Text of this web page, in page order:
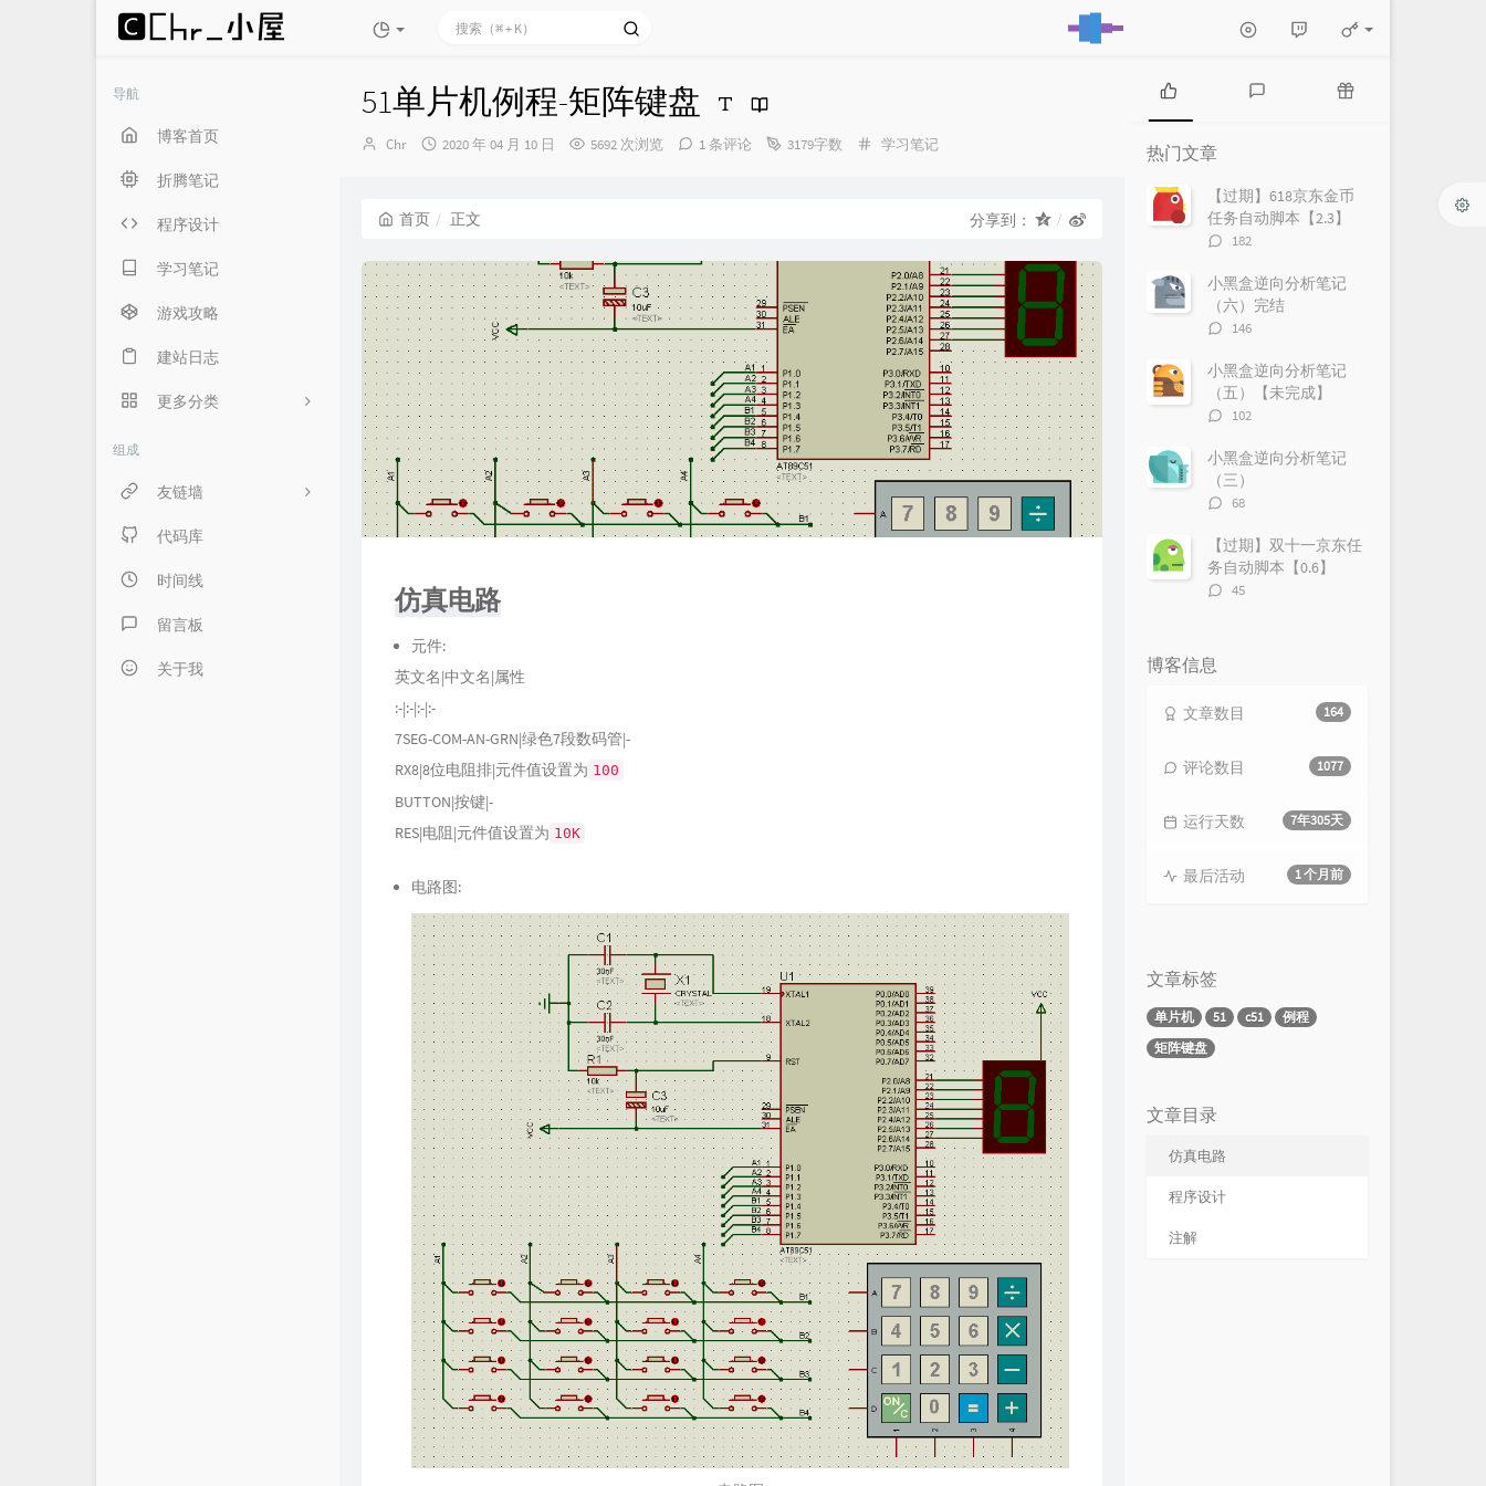
导航
博客首页
折腾笔记
程序设计
学习笔记
游戏攻略
建站日志
更多分类
言俞专用
日记本子
懒得分类
组成
友链墙
内页链接 & 友链申请
FANTASY博客
伍言Blog
Albert's Blog
代码库
时间线
留言板
关于我
51单片机例程-矩阵键盘
博
Chr
发
2020 年 04 月 10 日 5692 次浏览 1 条评论 3179字数
分
学习笔记
首页 正文 分享到：
仿真电路
元件:
英文名|中文名|属性
:-|:-|:-|:-
7SEG-COM-AN-GRN|绿色7段数码管|-
RX8|8位电阻排|元件值设置为 100
BUTTON|按键|-
RES|电阻|元件值设置为 10K
电路图:
热
门
文
章
论
章
热门文章
【过期】618京东金币
任务自动脚本【2.3】
评
数：
182
小黑盒逆向分析笔记
（六）完结
评
数：
146
小黑盒逆向分析笔记
（五）【未完成】
评
数：
102
小黑盒逆向分析笔记
（三）
评
数：
68
【过期】双十一京东任
务自动脚本【0.6】
评
45
博客信息
164
文章数目
1077
评论数目
7年305天
运行天数
1 个月前
最后活动
文章标签
单片机 51 c51
例程
矩阵键盘
文章目录
仿真电路
程序设计
注解